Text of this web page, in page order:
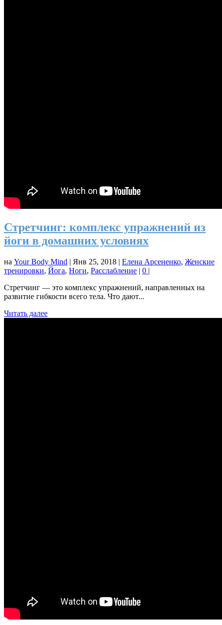
Стретчинг: комплекс упражнений из
йоги в домашних условиях
на Your Body Mind | Янв 25, 2018 | Елена Арсененко, Женские
тренировки, Йога, Ноги, Расслабление | 0 |
Стретчинг — это комплекс упражнений, направленных на
развитие гибкости всего тела. Что дают...
Читать далее